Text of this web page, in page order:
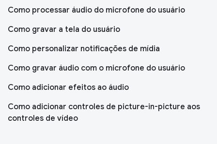
Como processar áudio do microfone do usuário
Como gravar a tela do usuário
Como personalizar notificações de mídia
Como gravar áudio com o microfone do usuário
Como adicionar efeitos ao áudio
Como adicionar controles de picture-in-picture aos
controles de vídeo